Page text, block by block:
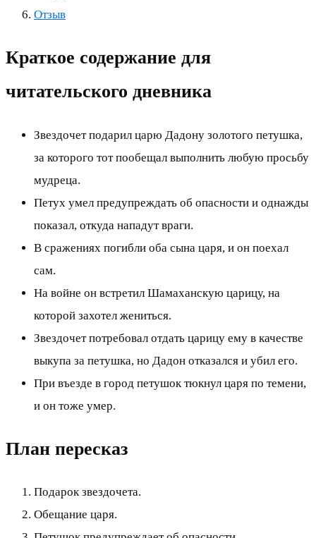
Отзыв
Краткое содержание для
читательского дневника
Звездочет подарил царю Дадону золотого петушка,
за которого тот пообещал выполнить любую просьбу
мудреца.
Петух умел предупреждать об опасности и однажды
показал, откуда нападут враги.
В сражениях погибли оба сына царя, и он поехал
сам.
На войне он встретил Шамаханскую царицу, на
которой захотел жениться.
Звездочет потребовал отдать царицу ему в качестве
выкупа за петушка, но Дадон отказался и убил его.
При въезде в город петушок тюкнул царя по темени,
и он тоже умер.
План пересказ
Подарок звездочета.
Обещание царя.